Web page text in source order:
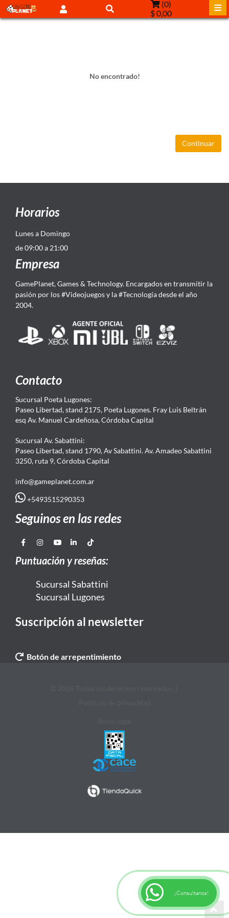
(0)
$ 0,00
No encontrado!
Continuar
Horarios
Lunes a Domingo
de 09:00 a 21:00
Empresa
GamePlanet, Games & Technology. Encargados en transmitir la
pasión por los #Videojuegos y la #Tecnología desde el año
2004.
Contacto
Sucursal Poeta Lugones:
Paseo Libertad, stand 2175, Poeta Lugones. Fray Luis Beltrán
esq Av. Manuel Cardeñosa, Córdoba Capital
Sucursal Av. Sabattini:
Paseo Libertad, stand 1790, Av Sabattini. Av. Amadeo Sabattini
3250, ruta 9, Córdoba Capital
info@gameplanet.com.ar
+5493515290353
Seguinos en las redes
Puntuación y reseñas:
Sucursal Sabattini
Sucursal Lugones
Suscripción al newsletter
Botón de arrepentimiento
¡Consultanos!